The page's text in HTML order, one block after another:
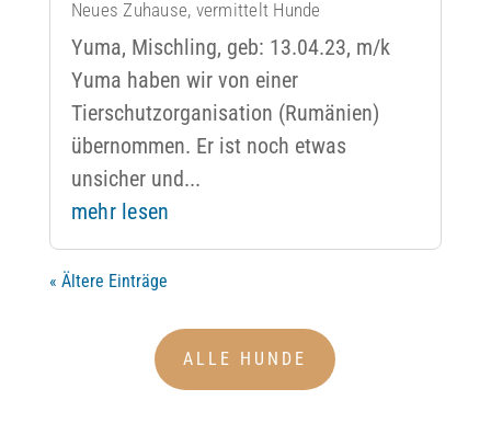
Neues Zuhause, vermittelt Hunde
Yuma, Mischling, geb: 13.04.23, m/k
Yuma haben wir von einer
Tierschutzorganisation (Rumänien)
übernommen. Er ist noch etwas
unsicher und...
mehr lesen
« Ältere Einträge
ALLE HUNDE